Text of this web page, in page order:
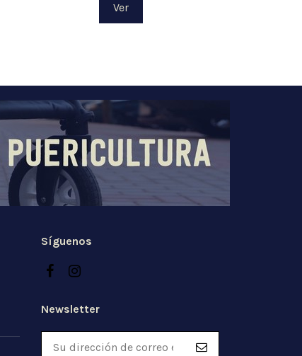
Ver
Síguenos
Newsletter